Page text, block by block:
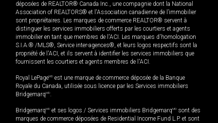
déposées de REALTOR® Canada Inc., une compagnie dont la National
Association of REALTORS® et l'Association canadienne de l’immobilier
sont propriétaires. Les marques de commerce REALTOR® servent à
distinguer les services immobiliers offerts par les courtiers et agents
immobilier en tant que membres de l'ACI. Les marques d'homologation
S.I.A.® /MLS®, Service inter-agences®, et leurs logos respectifs sont la
propriété de l'ACI, et ils servent à identifier les services immobiliers que
fournissent les courtiers et agents membres de l'ACI.
Royal LePageMD est une marque de commerce déposée de la Banque
Royale du Canada, utilisée sous licence par les Services immobiliers
BridgemarqMD.
BridgemarqMD et ses logos / Services immobiliers BridgemarqMD sont des
marques de commerce déposées de Residential Income Fund L.P. et sont